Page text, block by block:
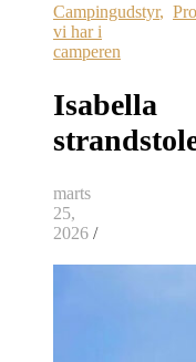
Campingudstyr,
vi har i
camperen
Isabella
marts
25,
2026 /